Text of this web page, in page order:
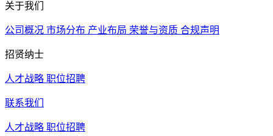
关于我们
公司概况 市场分布 产业布局 荣誉与资质 合规声明
招贤纳士
人才战略 职位招聘
联系我们
人才战略 职位招聘